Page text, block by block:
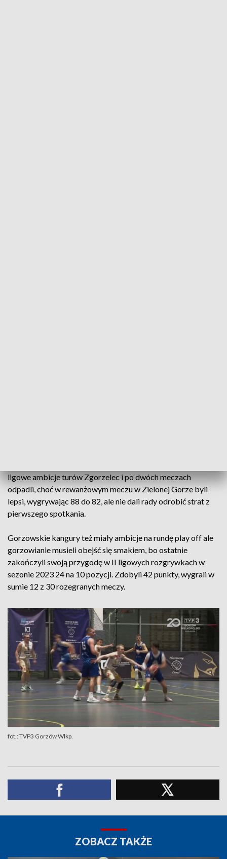
ligowe ambicje turów Zgorzelec i po dwóch meczach
odpadli, choć w rewanżowym meczu w Zielonej Gorze byli
lepsi, wygrywając 88 do 82, ale nie dali rady odrobić strat z
pierwszego spotkania.
Gorzowskie kangury też miały ambicje na rundę play off ale
gorzowianie musieli obejść się smakiem, bo ostatnie
zakończyli swoją przygodę w II ligowych rozgrywkach w
sezonie 2023 24 na 10 pozycji. Zdobyli 42 punkty, wygrali w
sumie 12 z 30 rozegranych meczy.
fot.: TVP3 Gorzów Wlkp.
ZOBACZ TAKŻE